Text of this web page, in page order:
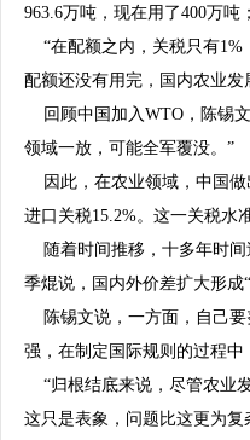
963.6万吨，现在用了400万吨
“在配额之内，关税只有1%
配额还没有用完，国内农业
回顾中国加入WTO，陈锡
领域一放，可能全军覆没。”
因此，在农业领域，中国做
进口关税15.2%。这一关税水
随着时间推移，十多年时间
季焜说，国内外价差扩大形成
陈锡文说，一方面，自己要
强，在制定国际规则的过程
“归根结底来说，尽管农业
这只是表象，问题比这更为复